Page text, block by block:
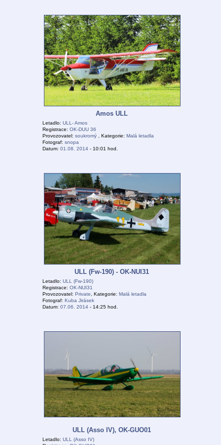
Amos ULL
Letadlo: ULL- Amos
Registrace: OK-DUU 36
Provozovatel: soukromý , Kategorie: Malá letadla
Fotograf: snopa
Datum: 01.08. 2014 - 10:01 hod.
ULL (Fw-190) - OK-NUI31
Letadlo: ULL (Fw-190)
Registrace: OK-NUI31
Provozovatel: Private , Kategorie: Malá letadla
Fotograf: Kuba Jirásek
Datum: 07.06. 2014 - 14:25 hod.
ULL (Asso IV), OK-GUO01
Letadlo: ULL (Asso IV)